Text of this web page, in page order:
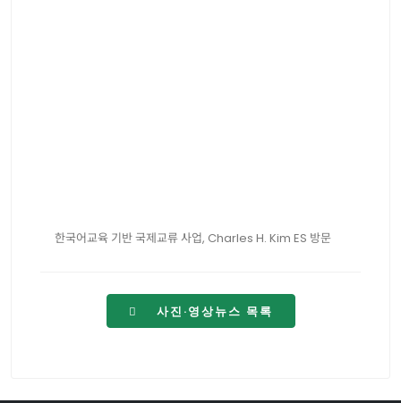
한국어교육 기반 국제교류 사업, Charles H. Kim ES 방문
사진·영상뉴스 목록